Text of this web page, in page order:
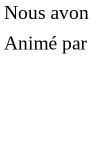
Nous
Animé par